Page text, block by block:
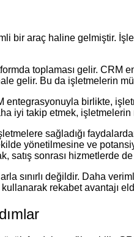
bir araç haline gelmiştir.
toplaması gelir.
gelir. Bu da işletmelerin
birlikte,
iyi takip etmek,
sağladığı
yönetilmesine ve
sonrası hizmetlerde
sınırlı değildir. Daha
rekabet avantajı